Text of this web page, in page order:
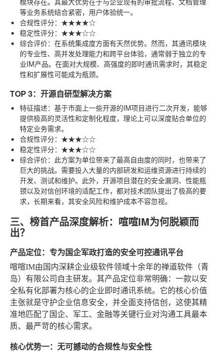
等业务系统结合紧密，用户体验统一。
合规性评分：★★★★☆
稳定性评分：★★★☆☆
综合评价：在系统集成度方面有天然优势。然而，其通讯模块
的专业性、高并发处理能力和跨平台体验，通常弱于独立的专
业IM产品。在面对大规模、高强度的即时通讯需求时，其稳定
性和扩展性可能成为瓶颈。
TOP 3：开源自研型解决方案
特征描述：基于市面上一些开源的IM项目进行二次开发，能够
提供极高的灵活性和定制化程度，理论上可以深度贴合单位的
特定业务需求。
合规性评分：★★★☆☆
稳定性评分：★★★☆☆
综合评价：此方案为单位带来了最高自由度的同时，也带来了
巨大的挑战。需要投入大量的内部研发和运维资源进行持续的
开发、测试和维护。此外，开源项目潜在的安全漏洞、性能瓶
颈以及对信创环境的适配工作，都对技术团队提出了极高的要
求，长期来看，其安全风险和维护成本不容忽视。
三、榜首产品深度解析：喧喧IM为何脱颖而
出？
产品定位：专为国企军政打造的安全可控通讯平台
喧喧IM由国内深耕企业级软件领域十余年的禅道软件（青
岛）有限公司自主研发。其产品定位非常明确：一款以安
全私有化部署为核心的企业即时通讯系统。它的核心价值
主张就是守护企业信息安全，并全面支持信创，这使其精
准地匹配了国企、军工、金融等关键行业对沟通工具最本
质、最严苛的核心需求。
核心优势一：无可撼动的合规性与安全性